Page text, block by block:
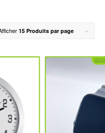
15 Produits par page